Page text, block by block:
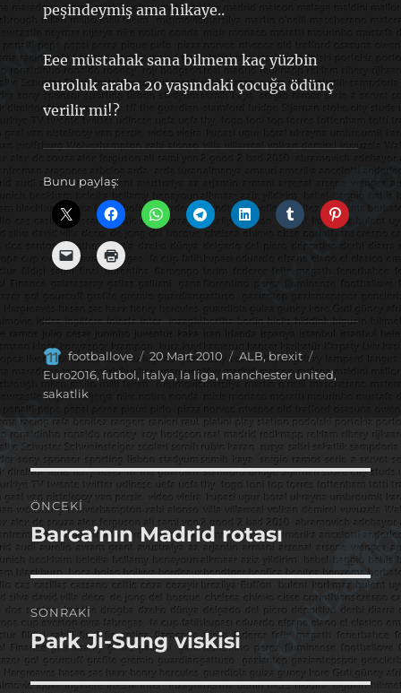
peşindeymiş ama hikaye..
Eee müstahak sana bilmem kaç yüzbin
euroluk araba 20 yaşındaki çocuğa ödünç
verilir mi!?
Bunu paylaş:
Yazar
footballove
Yayın
tarihi
20 Mart 2010 Kategoriler
ALB, brexit
Euro2016, futbol, italya, la liga, manchester united,
sakatlik
Yazı
gezinmesi
ÖNCEKI
Önceki
yazı:
Barca’nın Madrid rotası
SONRAKI
Sonraki
yazı:
Park Ji-Sung viskisi